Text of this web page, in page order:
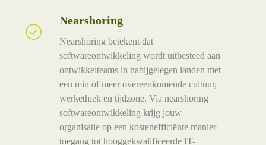
Nearshoring
Nearshoring betekent dat
softwareontwikkeling wordt uitbesteed aan
ontwikkelteams in nabijgelegen landen met
een min of meer overeenkomende cultuur,
werkethiek en tijdzone. Via nearshoring
softwareontwikkeling krijg jouw
organisatie op een kostenefficiënte manier
toegang tot hooggekwalificeerde IT-
Nearshoring